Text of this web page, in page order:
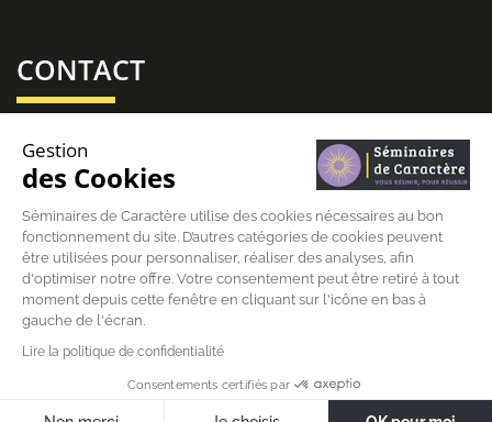
CONTACT
06 43 69 79 72
contact@seminairesdecaractere.fr
197 Rue Léon Arnoux
84120 Pertuis
personnelles
Gestion
des Cookies
Séminaires de Caractère utilise des cookies nécessaires au bon
fonctionnement du site. D’autres catégories de cookies peuvent
être utilisées pour personnaliser, réaliser des analyses, afin
d'optimiser notre offre. Votre consentement peut être retiré à tout
moment depuis cette fenêtre en cliquant sur l'icône en bas à
gauche de l'écran.
Lire la politique de confidentialité
Consentements certifiés par